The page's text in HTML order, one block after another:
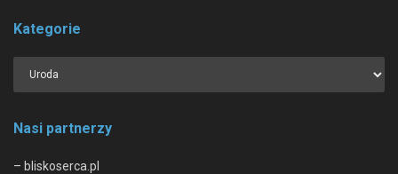
Kategorie
Nasi partnerzy
– bliskoserca.pl